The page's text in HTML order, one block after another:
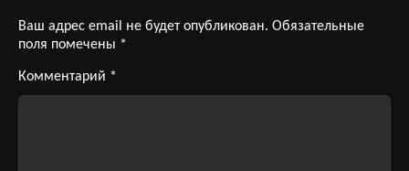
Ваш адрес email не будет опубликован. Обязательные
поля помечены *
Комментарий *